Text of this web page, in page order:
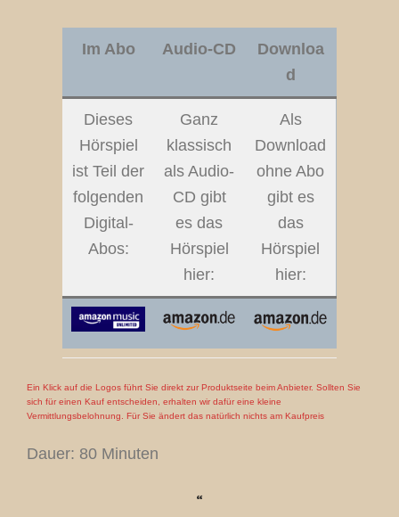
Im Abo Audio-CD
Downloa
d
Dieses
Hörspiel
ist Teil der
folgenden
Digital-
Abos:
Ganz
klassisch
als Audio-
CD gibt
es das
Hörspiel
hier:
Als
Download
ohne Abo
gibt es
das
Hörspiel
hier:
Ein Klick auf die Logos führt Sie direkt zur Produktseite beim Anbieter. Sollten Sie
sich für einen Kauf entscheiden, erhalten wir dafür eine kleine
Vermittlungsbelohnung. Für Sie ändert das natürlich nichts am Kaufpreis
Dauer: 80 Minuten